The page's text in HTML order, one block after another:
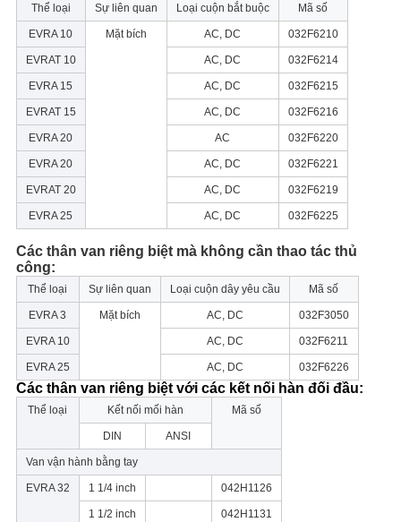
Thể loại Sự liên quan Loại cuộn bắt buộc Mã số
EVRA 10 Mặt bích AC, DC 032F6210
EVRAT 10 AC, DC 032F6214
EVRA 15 AC, DC 032F6215
EVRAT 15 AC, DC 032F6216
EVRA 20 AC 032F6220
EVRA 20 AC, DC 032F6221
EVRAT 20 AC, DC 032F6219
EVRA 25 AC, DC 032F6225
Các thân van riêng biệt mà không cần thao tác thủ
công:
Thể loại Sự liên quan Loại cuộn dây yêu cầu Mã số
EVRA 3 Mặt bích AC, DC 032F3050
EVRA 10 AC, DC 032F6211
EVRA 25 AC, DC 032F6226
Các thân van riêng biệt với các kết nối hàn đối đầu:
Thể loại Kết nối mối hàn Mã số
DIN ANSI
Van vận hành bằng tay
EVRA 32 1 1/4 inch 042H1126
1 1/2 inch 042H1131